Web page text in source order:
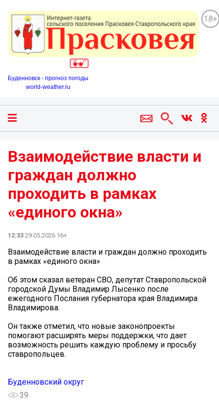
18+
Буденновск - прогноз погоды
world-weather.ru
Взаимодействие власти и
граждан должно
проходить в рамках
«единого окна»
12:33 29.05.2026 16+
Взаимодействие власти и граждан должно проходить
в рамках «единого окна»
Об этом сказал ветеран СВО, депутат Ставропольской
городской Думы Владимир Лысенко после
ежегодного Послания губернатора края Владимира
Владимирова.
Он также отметил, что новые законопроекты
помогают расширять меры поддержки, что дает
возможность решить каждую проблему и просьбу
ставропольцев.
Буденновский округ
39